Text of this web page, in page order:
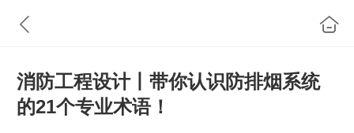
消防工程设计丨带你认识防排烟系统
的21个专业术语！